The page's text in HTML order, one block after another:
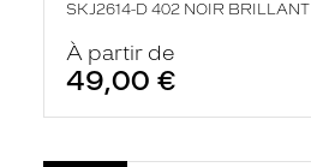
SKJ2614-D 402 NOIR BRILLANT
À partir de
49,00 €